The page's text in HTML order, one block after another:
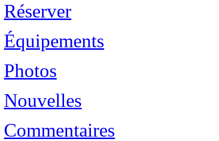
Réserver
Équipements
Photos
Nouvelles
Commentaires